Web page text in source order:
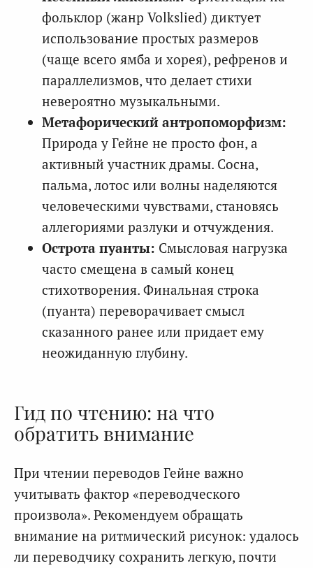
фольклор (жанр Volkslied) диктует
использование простых размеров
(чаще всего ямба и хорея), рефренов и
параллелизмов, что делает стихи
невероятно музыкальными.
Метафорический антропоморфизм:
Природа у Гейне не просто фон, а
активный участник драмы. Сосна,
пальма, лотос или волны наделяются
человеческими чувствами, становясь
аллегориями разлуки и отчуждения.
Острота пуанты: Смысловая нагрузка
часто смещена в самый конец
стихотворения. Финальная строка
(пуанта) переворачивает смысл
сказанного ранее или придает ему
неожиданную глубину.
Гид по чтению: на что
обратить внимание
При чтении переводов Гейне важно
учитывать фактор «переводческого
произвола». Рекомендуем обращать
внимание на ритмический рисунок: удалось
ли переводчику сохранить легкую, почти